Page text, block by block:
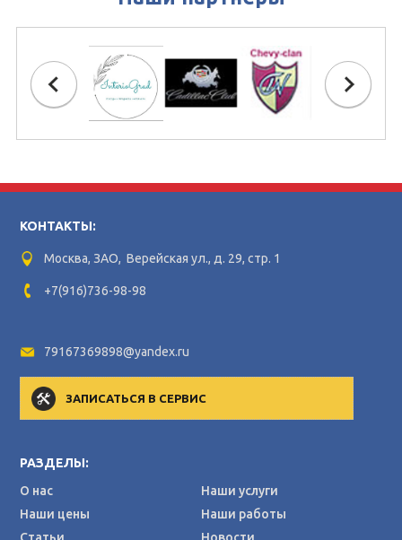
КОНТАКТЫ:
Москва, ЗАО, Верейская ул., д. 29, стр. 1
+7(916)736-98-98
79167369898@yandex.ru
ЗАПИСАТЬСЯ В СЕРВИС
РАЗДЕЛЫ:
О нас
Наши услуги
Наши цены
Наши работы